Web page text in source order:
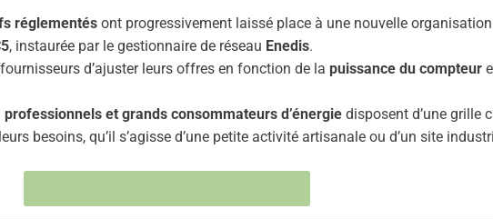
réglementés ont progressivement laissé place à une nouvelle
, instaurée par le gestionnaire de réseau Enedis.
d’ajuster leurs offres en fonction de la puissance du compteur
et grands consommateurs d’énergie disposent d’une grille
besoins, qu’il s’agisse d’une petite activité artisanale ou d’un site